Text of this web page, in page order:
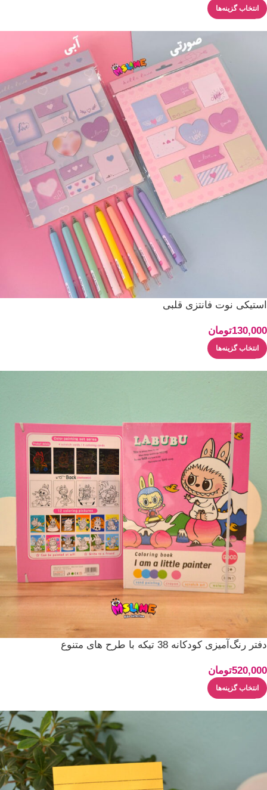
انتخاب گزینه‌ها
استیکی نوت فانتزی قلبی
130,000تومان
انتخاب گزینه‌ها
دفتر رنگ‌آمیزی کودکانه 38 تیکه با طرح های متنوع
520,000تومان
انتخاب گزینه‌ها